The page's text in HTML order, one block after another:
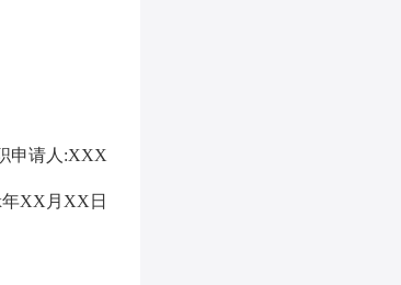
请人:XXX
XX月XX日